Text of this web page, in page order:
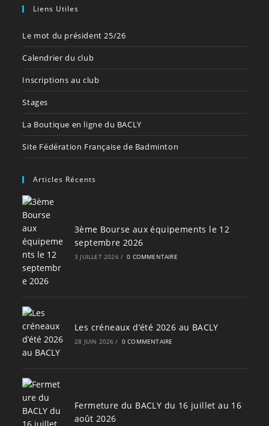
Liens Utiles
Le mot du président 25/26
Calendrier du club
Inscriptions au club
Stages
La Boutique en ligne du BACLY
Site Fédération Française de Badminton
Articles Récents
3ème Bourse aux équipements le 12
septembre 2026
3 JUILLET 2026 / 0 COMMENTAIRE
Les créneaux d’été 2026 au BACLY
28 JUIN 2026 / 0 COMMENTAIRE
Fermeture du BACLY du 16 juillet au 16
août 2026